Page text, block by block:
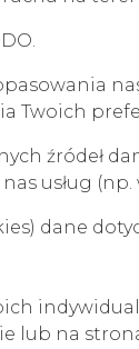
Twoich
źródeł
usług (np.
dane
lub na